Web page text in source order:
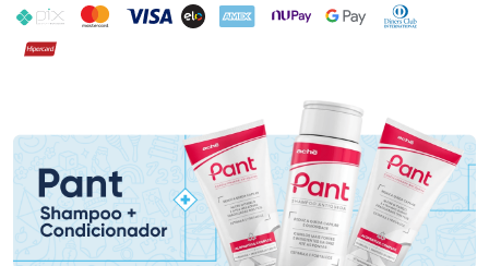
PIX MasterCard
VISA ELO AMEX NuPay Google PayDiners Club
Hipercard
Promoção em Destaque